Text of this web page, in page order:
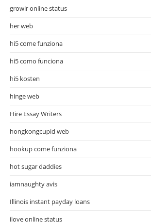
growlr online status
her web
hi5 come funziona
hi5 como funciona
hi5 kosten
hinge web
Hire Essay Writers
hongkongcupid web
hookup come funziona
hot sugar daddies
iamnaughty avis
Illinois instant payday loans
ilove online status